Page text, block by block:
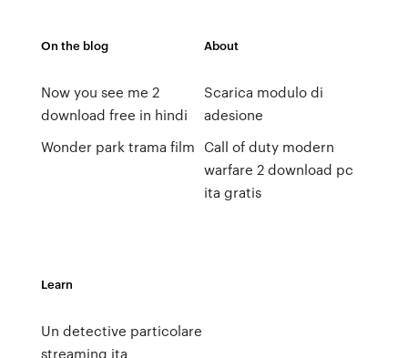
On the blog
Now you see me 2
download free in hindi
Wonder park trama film
About
Scarica modulo di
adesione
Call of duty modern
warfare 2 download pc
ita gratis
Learn
Un detective particolare
streaming ita